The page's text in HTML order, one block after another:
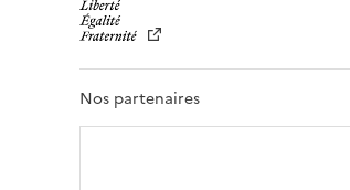
Nos partenaires